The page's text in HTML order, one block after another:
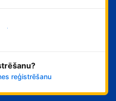
reģistrēšanu